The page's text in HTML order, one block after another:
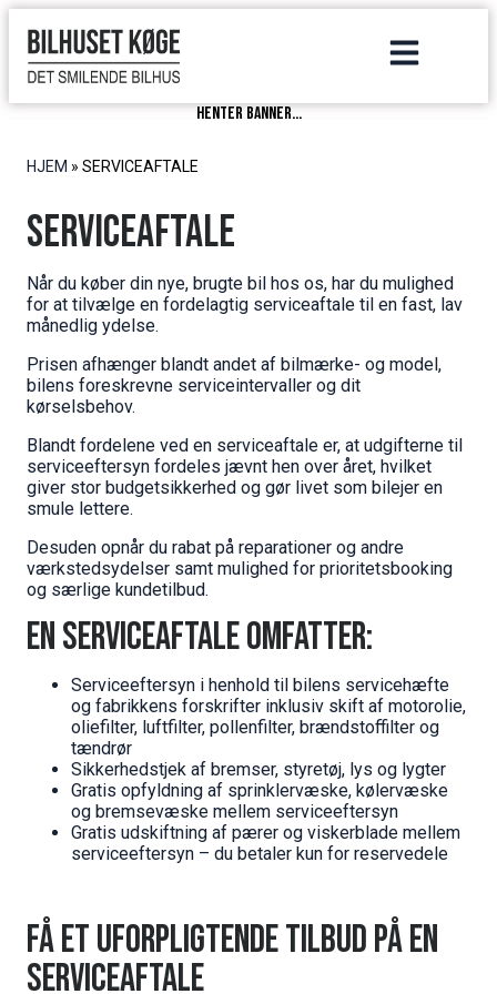
henter banner...
HJEM » SERVICEAFTALE
Serviceaftale
Når du køber din nye, brugte bil hos os, har du mulighed
for at tilvælge en fordelagtig serviceaftale til en fast, lav
månedlig ydelse.
Prisen afhænger blandt andet af bilmærke- og model,
bilens foreskrevne serviceintervaller og dit
kørselsbehov.
Blandt fordelene ved en serviceaftale er, at udgifterne til
serviceeftersyn fordeles jævnt hen over året, hvilket
giver stor budgetsikkerhed og gør livet som bilejer en
smule lettere.
Desuden opnår du rabat på reparationer og andre
værkstedsydelser samt mulighed for prioritetsbooking
og særlige kundetilbud.
En serviceaftale omfatter:
Serviceeftersyn i henhold til bilens servicehæfte
og fabrikkens forskrifter inklusiv skift af motorolie,
oliefilter, luftfilter, pollenfilter, brændstoffilter og
tændrør
Sikkerhedstjek af bremser, styretøj, lys og lygter
Gratis opfyldning af sprinklervæske, kølervæske
og bremsevæske mellem serviceeftersyn
Gratis udskiftning af pærer og viskerblade mellem
serviceeftersyn – du betaler kun for reservedele
Få et uforpligtende tilbud på en
serviceaftale